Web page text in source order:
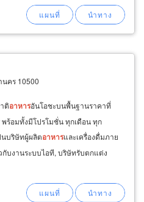
นคร 10500
ติอาหารอันโอชะบนพื้นฐานราคาที่
พร้อมทั้งมีโปรโมชั่น ทุกเดือน ทุก
บริษัทผู้ผลิตอาหารและเครื่องดื่มภาย
บงานระบบไอที, บริษัทรับตกแต่ง